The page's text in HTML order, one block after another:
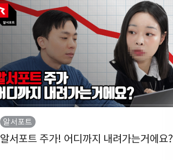
알서포트
알서포트 주가! 어디까지 내려가는거에요?